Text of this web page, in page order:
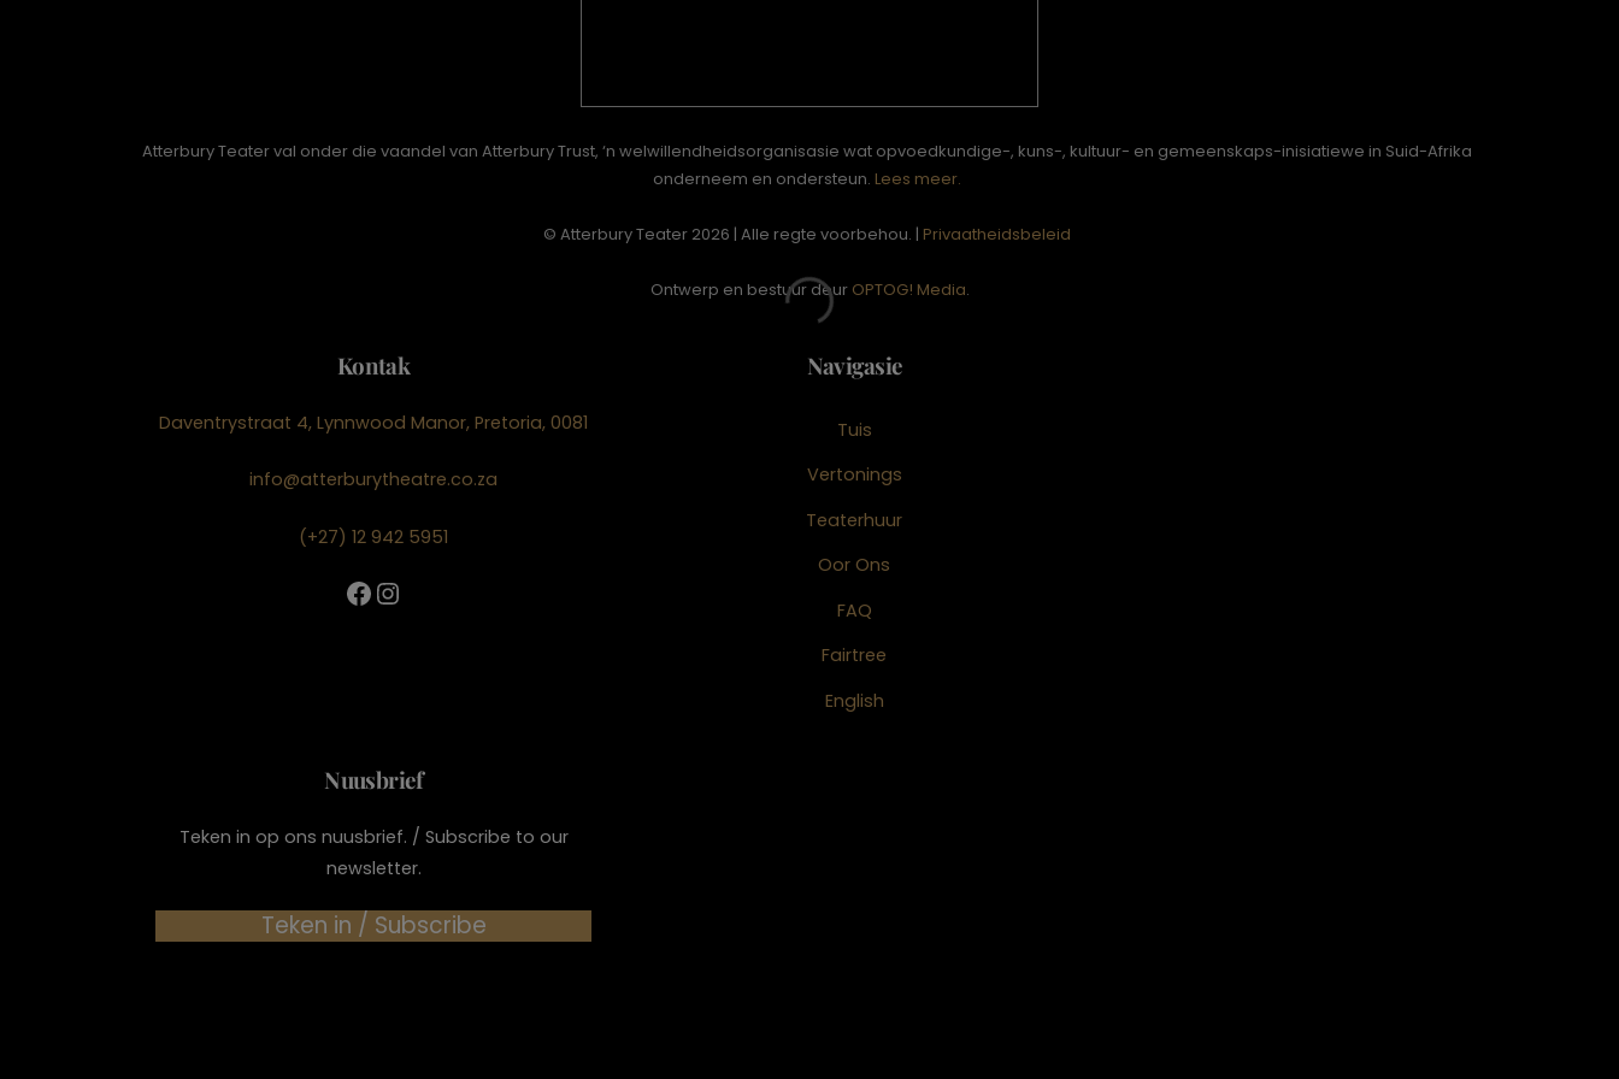
Atterbury Teater val onder die vaandel van Atterbury Trust, ‘n welwillendheidsorganisasie wat opvoedkundige-, kuns-, kultuur- en gemeenskaps-inisiatiewe in Suid-Afrika
onderneem en ondersteun. Lees meer.
© Atterbury Teater 2026 | Alle regte voorbehou. | Privaatheidsbeleid
Ontwerp en bestuur deur OPTOG! Media.
Kontak
Daventrystraat 4, Lynnwood Manor, Pretoria, 0081
info@atterburytheatre.co.za
(+27) 12 942 5951
Facebook
Instagram
Navigasie
Tuis
Vertonings
Teaterhuur
Oor Ons
FAQ
Fairtree
English
Nuusbrief
Teken in op ons nuusbrief. / Subscribe to our
newsletter.
Teken in / Subscribe